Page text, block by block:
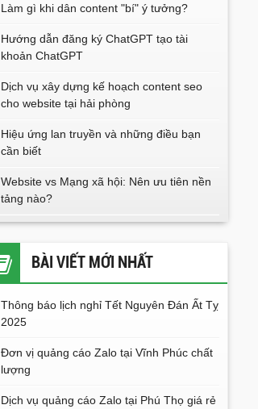
Làm gì khi dân content "bí" ý tưởng?
Hướng dẫn đăng ký ChatGPT tạo tài
khoản ChatGPT
Dịch vụ xây dựng kế hoạch content seo
cho website tại hải phòng
Hiệu ứng lan truyền và những điều bạn
cần biết
Website vs Mạng xã hội: Nên ưu tiên nền
tảng nào?
BÀI VIẾT MỚI NHẤT
Thông báo lịch nghỉ Tết Nguyên Đán Ất Tỵ
2025
Đơn vị quảng cáo Zalo tại Vĩnh Phúc chất
lượng
Dịch vụ quảng cáo Zalo tại Phú Thọ giá rẻ